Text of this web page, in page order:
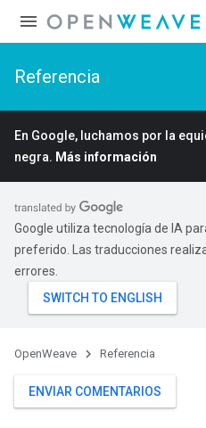
Referencia
En Google, luchamos por la
negra. Más información
Google utiliza tecnología de IA
preferido. Las traducciones
errores.
OpenWeave Referencia
ENVIAR COMENTARIOS